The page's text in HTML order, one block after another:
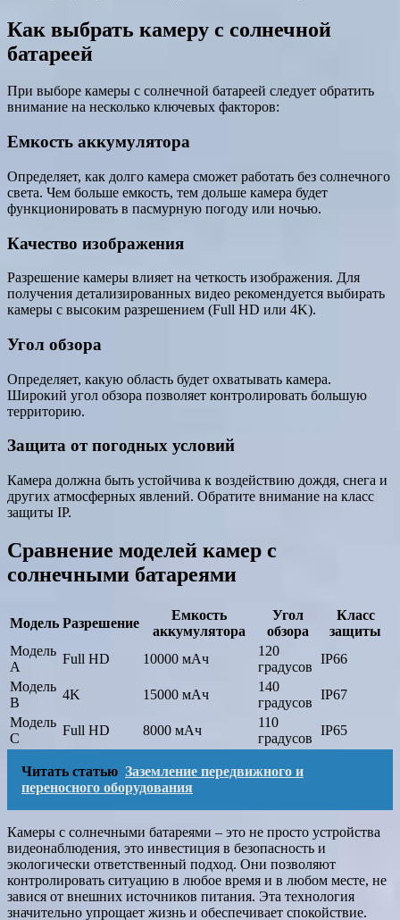
Как выбрать камеру с солнечной
батареей
При выборе камеры с солнечной батареей следует обратить
внимание на несколько ключевых факторов:
Емкость аккумулятора
Определяет, как долго камера сможет работать без солнечного
света. Чем больше емкость, тем дольше камера будет
функционировать в пасмурную погоду или ночью.
Качество изображения
Разрешение камеры влияет на четкость изображения. Для
получения детализированных видео рекомендуется выбирать
камеры с высоким разрешением (Full HD или 4K).
Угол обзора
Определяет, какую область будет охватывать камера.
Широкий угол обзора позволяет контролировать большую
территорию.
Защита от погодных условий
Камера должна быть устойчива к воздействию дождя, снега и
других атмосферных явлений. Обратите внимание на класс
защиты IP.
Сравнение моделей камер с
солнечными батареями
Модель Разрешение
Емкость
аккумулятора
Угол
обзора
Класс
защиты
Модель
A
Full HD 10000 мАч
120
градусов
IP66
Модель
B
4K 15000 мАч
140
градусов
IP67
Модель
C
Full HD 8000 мАч
110
градусов
IP65
Читать статью Заземление передвижного и
переносного оборудования
Камеры с солнечными батареями – это не просто устройства
видеонаблюдения, это инвестиция в безопасность и
экологически ответственный подход. Они позволяют
контролировать ситуацию в любое время и в любом месте, не
завися от внешних источников питания. Эта технология
значительно упрощает жизнь и обеспечивает спокойствие.